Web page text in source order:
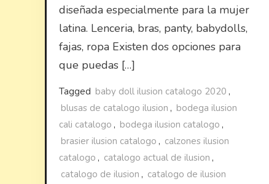
diseñada especialmente para la mujer
latina. Lenceria, bras, panty, babydolls,
fajas, ropa Existen dos opciones para
que puedas […]
Tagged baby doll ilusion catalogo 2020 ,
blusas de catalogo ilusion , bodega ilusion
cali catalogo , bodega ilusion catalogo ,
brasier ilusion catalogo , calzones ilusion
catalogo , catalogo actual de ilusion ,
catalogo de ilusion , catalogo de ilusion